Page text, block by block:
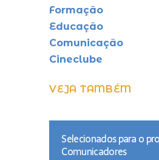
Formação
Educação
Comunicação
Cineclube
VEJA TAMBÉM
Selecionados para o
Comunicadores